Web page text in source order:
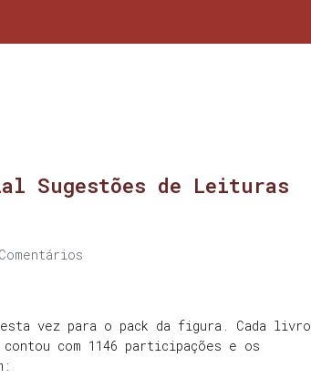
Sugestões de Leituras
vez para o pack da figura. Cada livro
com 1146 participações e os